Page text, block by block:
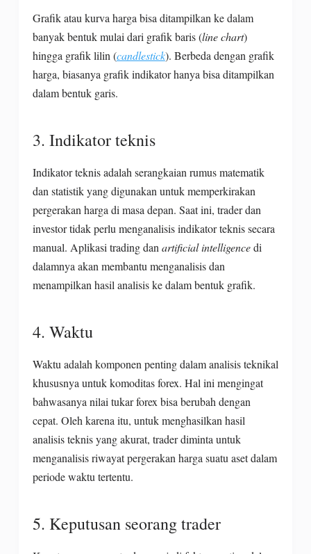
Grafik atau kurva harga bisa ditampilkan ke dalam
banyak bentuk mulai dari grafik baris (line chart)
hingga grafik lilin (candlestick). Berbeda dengan grafik
harga, biasanya grafik indikator hanya bisa ditampilkan
dalam bentuk garis.
3. Indikator teknis
Indikator teknis adalah serangkaian rumus matematik
dan statistik yang digunakan untuk memperkirakan
pergerakan harga di masa depan. Saat ini, trader dan
investor tidak perlu menganalisis indikator teknis secara
manual. Aplikasi trading dan artificial intelligencedi
dalamnya akan membantu menganalisis dan
menampilkan hasil analisis ke dalam bentuk grafik.
4. Waktu
Waktu adalah komponen penting dalam analisis teknikal
khususnya untuk komoditas forex. Hal ini mengingat
bahwasanya nilai tukar forex bisa berubah dengan
cepat. Oleh karena itu, untuk menghasilkan hasil
analisis teknis yang akurat, trader diminta untuk
menganalisis riwayat pergerakan harga suatu aset dalam
periode waktu tertentu.
5. Keputusan seorang trader